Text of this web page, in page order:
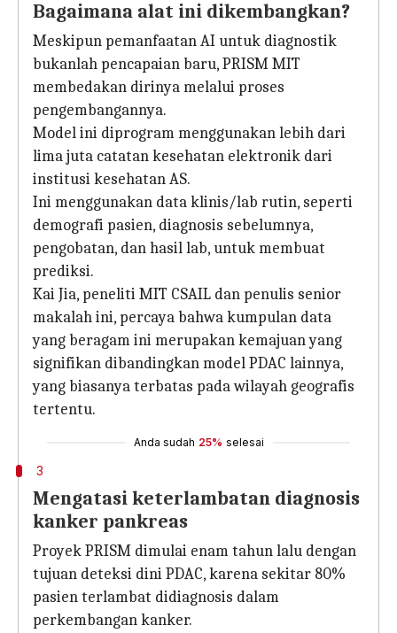
Bagaimana alat ini dikembangkan?
Meskipun pemanfaatan AI untuk diagnostik
bukanlah pencapaian baru, PRISM MIT
membedakan dirinya melalui proses
pengembangannya.
Model ini diprogram menggunakan lebih dari
lima juta catatan kesehatan elektronik dari
institusi kesehatan AS.
Ini menggunakan data klinis/lab rutin, seperti
demografi pasien, diagnosis sebelumnya,
pengobatan, dan hasil lab, untuk membuat
prediksi.
Kai Jia, peneliti MIT CSAIL dan penulis senior
makalah ini, percaya bahwa kumpulan data
yang beragam ini merupakan kemajuan yang
signifikan dibandingkan model PDAC lainnya,
yang biasanya terbatas pada wilayah geografis
tertentu.
Anda sudah 25% selesai
3
Mengatasi keterlambatan diagnosis
kanker pankreas
Proyek PRISM dimulai enam tahun lalu dengan
tujuan deteksi dini PDAC, karena sekitar 80%
pasien terlambat didiagnosis dalam
perkembangan kanker.